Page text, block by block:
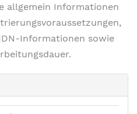
allgemein Informationen
Informationen sowie